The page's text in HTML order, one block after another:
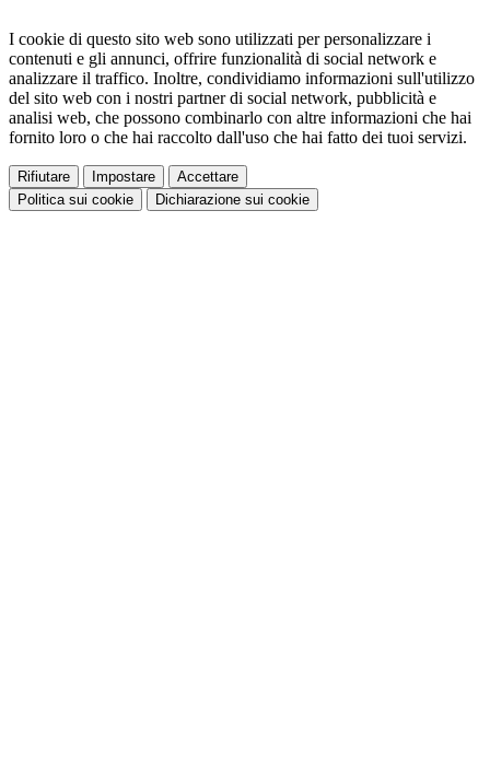
I cookie di questo sito web sono utilizzati per personalizzare i
contenuti e gli annunci, offrire funzionalità di social network e
analizzare il traffico. Inoltre, condividiamo informazioni sull'utilizzo
del sito web con i nostri partner di social network, pubblicità e
analisi web, che possono combinarlo con altre informazioni che hai
fornito loro o che hai raccolto dall'uso che hai fatto dei tuoi servizi.